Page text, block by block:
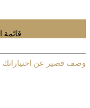
قائمة
وصف قصير عن اختياراتك